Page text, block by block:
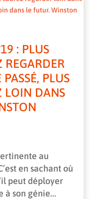
: PLUS
REGARDER
PLUS
LOIN DANS
au
en sachant où
peut déployer
à son génie...